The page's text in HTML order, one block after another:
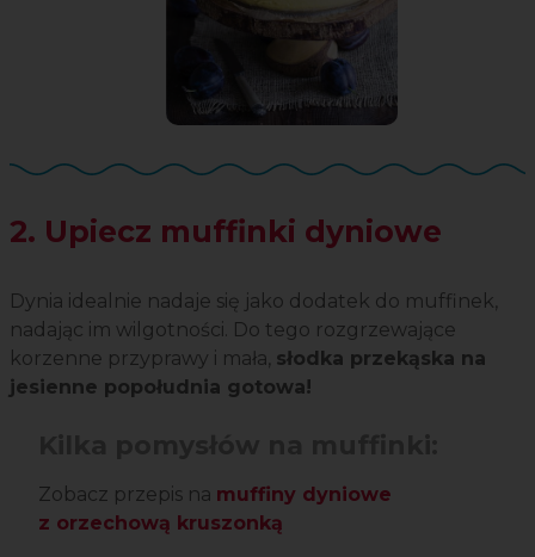
2. Upiecz muffinki dyniowe
Dynia idealnie nadaje się jako dodatek do muffinek,
nadając im wilgotności. Do tego rozgrzewające
korzenne przyprawy i mała, słodka przekąska na
jesienne popołudnia gotowa!
Zobacz przepis na muffiny dyniowe
z orzechową kruszonką